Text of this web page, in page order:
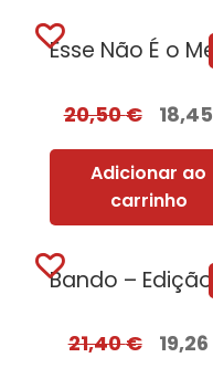
20,50€ 18,45
Adicionar ao
carrinho
21,40€ 19,26